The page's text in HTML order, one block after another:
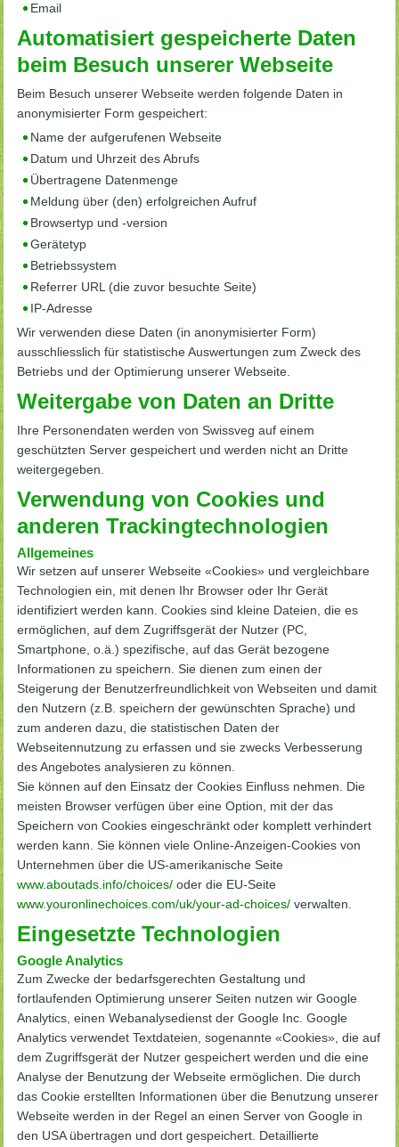
Email
Automatisiert gespeicherte Daten
beim Besuch unserer Webseite
Beim Besuch unserer Webseite werden folgende Daten in
anonymisierter Form gespeichert:
Name der aufgerufenen Webseite
Datum und Uhrzeit des Abrufs
Übertragene Datenmenge
Meldung über (den) erfolgreichen Aufruf
Browsertyp und -version
Gerätetyp
Betriebssystem
Referrer URL (die zuvor besuchte Seite)
IP-Adresse
Wir verwenden diese Daten (in anonymisierter Form)
ausschliesslich für statistische Auswertungen zum Zweck des
Betriebs und der Optimierung unserer Webseite.
Weitergabe von Daten an Dritte
Ihre Personendaten werden von Swissveg auf einem
geschützten Server gespeichert und werden nicht an Dritte
weitergegeben.
Verwendung von Cookies und
anderen Trackingtechnologien
Allgemeines
Wir setzen auf unserer Webseite «Cookies» und vergleichbare
Technologien ein, mit denen Ihr Browser oder Ihr Gerät
identifiziert werden kann. Cookies sind kleine Dateien, die es
ermöglichen, auf dem Zugriffsgerät der Nutzer (PC,
Smartphone, o.ä.) spezifische, auf das Gerät bezogene
Informationen zu speichern. Sie dienen zum einen der
Steigerung der Benutzerfreundlichkeit von Webseiten und damit
den Nutzern (z.B. speichern der gewünschten Sprache) und
zum anderen dazu, die statistischen Daten der
Webseitennutzung zu erfassen und sie zwecks Verbesserung
des Angebotes analysieren zu können.
Sie können auf den Einsatz der Cookies Einfluss nehmen. Die
meisten Browser verfügen über eine Option, mit der das
Speichern von Cookies eingeschränkt oder komplett verhindert
werden kann. Sie können viele Online-Anzeigen-Cookies von
Unternehmen über die US-amerikanische Seite
www.aboutads.info/choices/ oder die EU-Seite
www.youronlinechoices.com/uk/your-ad-choices/ verwalten.
Eingesetzte Technologien
Google Analytics
Zum Zwecke der bedarfsgerechten Gestaltung und
fortlaufenden Optimierung unserer Seiten nutzen wir Google
Analytics, einen Webanalysedienst der Google Inc. Google
Analytics verwendet Textdateien, sogenannte «Cookies», die auf
dem Zugriffsgerät der Nutzer gespeichert werden und die eine
Analyse der Benutzung der Webseite ermöglichen. Die durch
das Cookie erstellten Informationen über die Benutzung unserer
Webseite werden in der Regel an einen Server von Google in
den USA übertragen und dort gespeichert. Detaillierte